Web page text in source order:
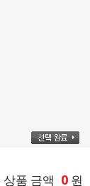
상품 금액 0 원